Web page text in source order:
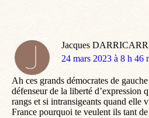
Jacques
dit
24 mars 2023 à 8 h 46
Ah ces grands démocrates de
défenseur de la liberté d’expression
rangs et si intransigeants quand elle
France pourquoi te veulent ils tant